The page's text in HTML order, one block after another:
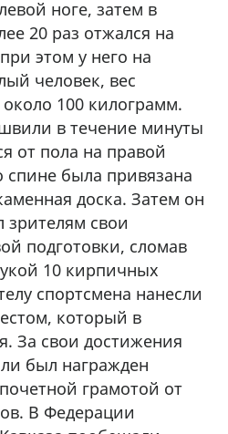
ноге, затем в
20 раз отжался на
этом у него на
человек, вес
около 100 килограмм.
в течение минуты
от пола на правой
спине была привязана
доска. Затем он
зрителям свои
подготовки, сломав
10 кирпичных
спортсмена нанесли
который в
За свои достижения
был награжден
грамотой от
В Федерации